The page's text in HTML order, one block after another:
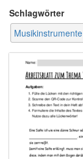
Schlagwörter
Musikinstrumente